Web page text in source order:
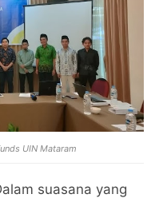
UIN Mataram
suasana yang